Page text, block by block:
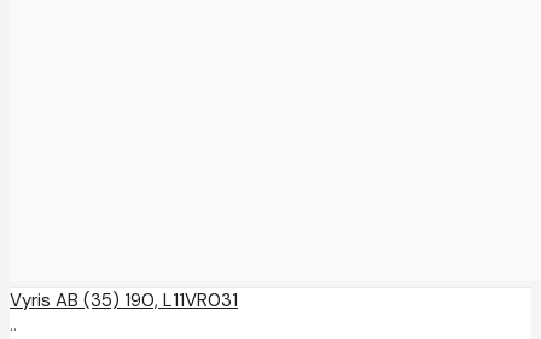
Vyris AB (35) 190, L11VR031
..